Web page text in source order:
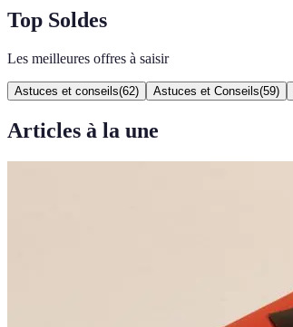
Top Soldes
Les meilleures offres à saisir
Astuces et conseils(62) Astuces et Conseils(59)
Articles à la une